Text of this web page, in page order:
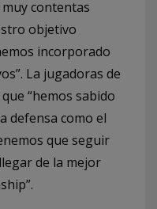
contentas
objetivo
incorporado
La jugadoras de
“hemos sabido
defensa como el
que seguir
de la mejor